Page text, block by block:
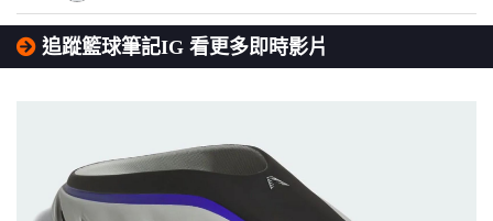
追蹤籃球筆記IG 看更多即時影片